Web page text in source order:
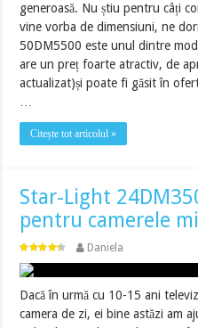
generoasă. Nu știu pentru câți
vine vorba de dimensiuni, ne
50DM5500 este unul dintre
are un preț foarte atractiv, de
actualizat)și poate fi găsit în
Citește tot articolul »
Star-Light
pentru camerele
Daniela
Dacă în urmă cu 10-15 ani
camera de zi, ei bine astăzi am